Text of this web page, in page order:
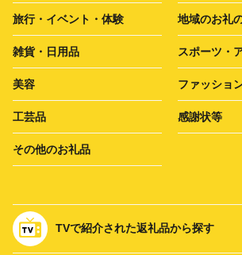
旅行・イベント・体験 地域のお礼
雑貨・日用品 スポーツ・
美容 ファッショ
工芸品 感謝状等
その他のお礼品
TVで紹介された返礼品から探す